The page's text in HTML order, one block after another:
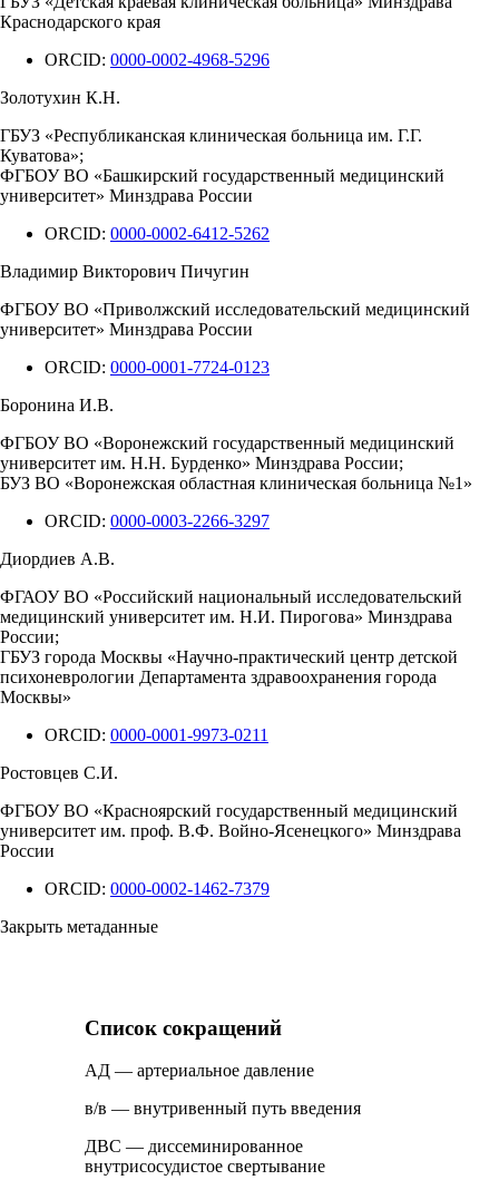
Краснодарского края
ORCID: 0000-0002-4968-5296
Золотухин К.Н.
ГБУЗ «Республиканская клиническая больница им. Г.Г.
Куватова»;
ФГБОУ ВО «Башкирский государственный медицинский
университет» Минздрава России
ORCID: 0000-0002-6412-5262
Владимир Викторович Пичугин
ФГБОУ ВО «Приволжский исследовательский медицинский
университет» Минздрава России
ORCID: 0000-0001-7724-0123
Боронина И.В.
ФГБОУ ВО «Воронежский государственный медицинский
университет им. Н.Н. Бурденко» Минздрава России;
БУЗ ВО «Воронежская областная клиническая больница №1»
ORCID: 0000-0003-2266-3297
Диордиев А.В.
ФГАОУ ВО «Российский национальный исследовательский
медицинский университет им. Н.И. Пирогова» Минздрава
России;
ГБУЗ города Москвы «Научно-практический центр детской
психоневрологии Департамента здравоохранения города
Москвы»
ORCID: 0000-0001-9973-0211
Ростовцев С.И.
ФГБОУ ВО «Красноярский государственный медицинский
университет им. проф. В.Ф. Войно-Ясенецкого» Минздрава
России
ORCID: 0000-0002-1462-7379
Закрыть метаданные
Список сокращений
АД — артериальное давление
в/в — внутривенный путь введения
ДВС — диссеминированное
внутрисосудистое свертывание